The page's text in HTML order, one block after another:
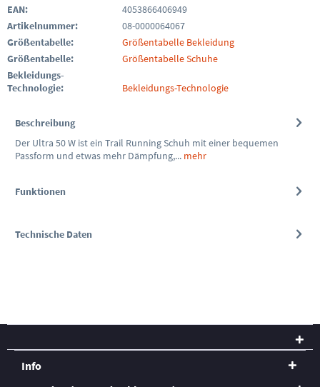
EAN:
4053866406949
Artikelnummer:
08-0000064067
Größentabelle:
Größentabelle Bekleidung
Größentabelle:
Größentabelle Schuhe
Bekleidungs-
Technologie:
Bekleidungs-Technologie
Beschreibung
Der Ultra 50 W ist ein Trail Running Schuh mit einer bequemen
Passform und etwas mehr Dämpfung,... mehr
Funktionen
Technische Daten
Info